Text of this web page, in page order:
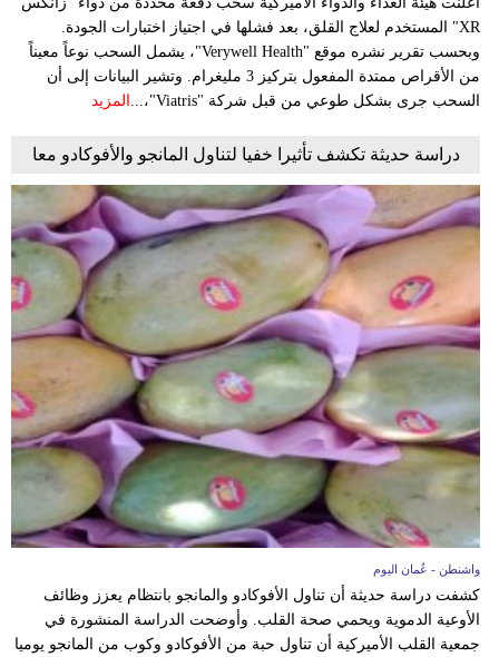
XR" المستخدم لعلاج القلق، بعد فشلها في اجتياز اختبارات الجودة.
وبحسب تقرير نشره موقع "Verywell Health"، يشمل السحب نوعاً معيناً
من الأقراص ممتدة المفعول بتركيز 3 مليغرام. وتشير البيانات إلى أن
السحب جرى بشكل طوعي من قبل شركة "Viatris"،...
المزيد
دراسة حديثة تكشف تأثيرا خفيا لتناول المانجو والأفوكادو معا
واشنطن - عُمان اليوم
كشفت دراسة حديثة أن تناول الأفوكادو والمانجو بانتظام يعزز وظائف
الأوعية الدموية ويحمي صحة القلب. وأوضحت الدراسة المنشورة في
جمعية القلب الأميركية أن تناول حبة من الأفوكادو وكوب من المانجو يوميا